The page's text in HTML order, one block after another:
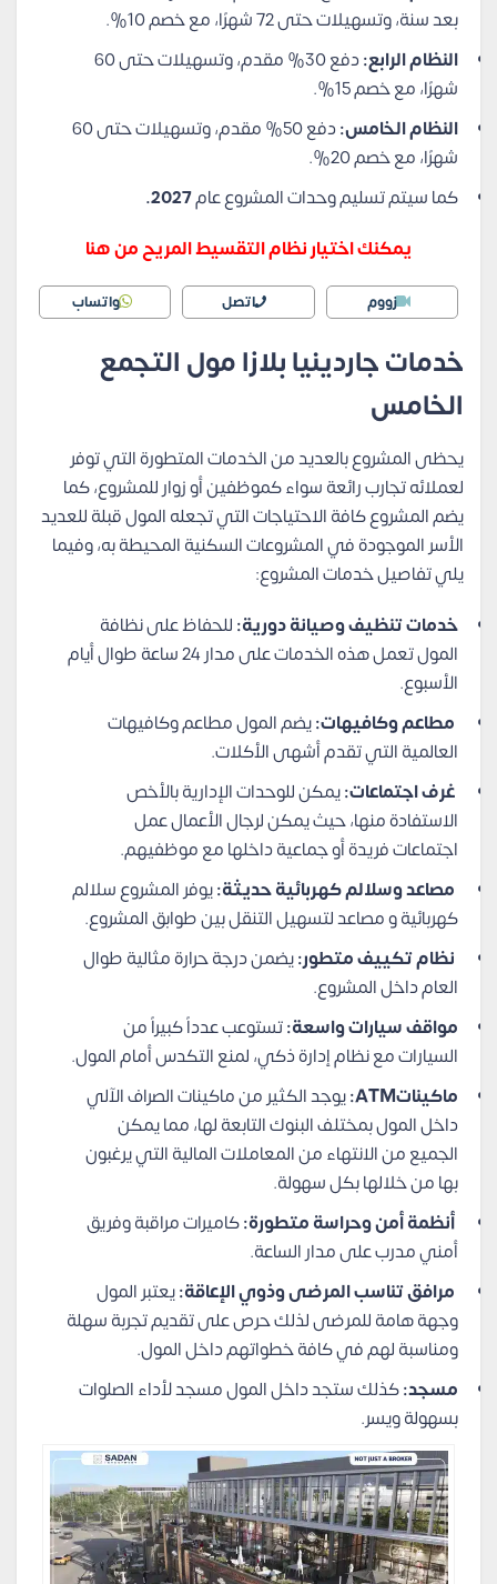
بعد سنة، وتسهيلات حتى 72 شهرًا، مع خصم 10%.
النظام الرابع:
دفع 30% مقدم، وتسهيلات حتى 60
شهرًا، مع خصم 15%.
النظام الخامس:
دفع 50% مقدم، وتسهيلات حتى 60
شهرًا، مع خصم 20%.
كما سيتم تسليم وحدات المشروع عام
يمكنك اختيار نظام التقسيط المريح من هنا
زووم اتصل واتساب
خدمات جاردينيا بلازا مول التجمع
الخامس
يحظى المشروع بالعديد من الخدمات المتطورة التي توفر
لعملائه تجارب رائعة سواء كموظفين أو زوار للمشروع، كما
يضم المشروع كافة الاحتياجات التي تجعله المول قبلة للعديد
الأسر الموجودة في المشروعات السكنية المحيطة به، وفيما
يلي تفاصيل خدمات المشروع:
خدمات تنظيف وصيانة دورية:للحفاظ على نظافة
المول تعمل هذه الخدمات على مدار 24 ساعة طوال أيام
الأسبوع.
مطاعم وكافيهات:يضم المول مطاعم وكافيهات
العالمية التي تقدم أشهى الأكلات.
غرف اجتماعات:يمكن للوحدات الإدارية بالأخص
الاستفادة منها، حيث يمكن لرجال الأعمال عمل
اجتماعات فريدة أو جماعية داخلها مع موظفيهم.
مصاعد وسلالم كهربائية حديثة:يوفر المشروع سلالم
كهربائية و مصاعد لتسهيل التنقل بين طوابق المشروع.
نظام تكييف متطور:يضمن درجة حرارة مثالية طوال
العام داخل المشروع.
مواقف سيارات واسعة:تستوعب عدداً كبيراً من
السيارات مع نظام إدارة ذكي، لمنع التكدس أمام المول.
ماكيناتATM:
يوجد الكثير من ماكينات الصراف الآلي
داخل المول بمختلف البنوك التابعة لها، مما يمكن
الجميع من الانتهاء من المعاملات المالية التي يرغبون
بها من خلالها بكل سهولة.
أنظمة أمن وحراسة متطورة:كاميرات مراقبة وفريق
أمني مدرب على مدار الساعة.
مرافق تناسب المرضى وذوي الإعاقة:يعتبر المول
وجهة هامة للمرضى لذلك حرص على تقديم تجربة سهلة
ومناسبة لهم في كافة خطواتهم داخل المول.
مسجد:كذلك ستجد داخل المول مسجد لأداء الصلوات
بسهولة ويسر.